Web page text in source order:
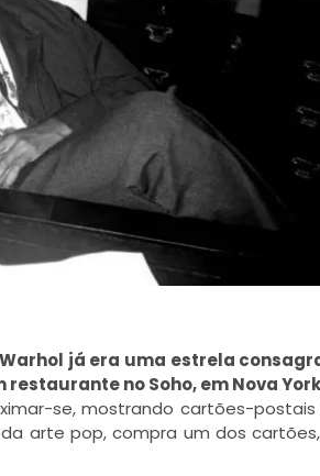
já era uma estrela
no Soho, em Nova York
se, mostrando cartões-postais
arte pop, compra um dos